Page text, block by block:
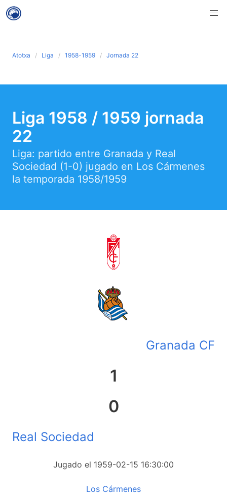
Atotxa Liga 1958-1959 Jornada 22
Liga 1958 / 1959 jornada
22
Liga: partido entre Granada y Real
Sociedad (1-0) jugado en Los Cármenes
la temporada 1958/1959
Granada CF
1
0
Real Sociedad
Jugado el 1959-02-15 16:30:00
Los Cármenes